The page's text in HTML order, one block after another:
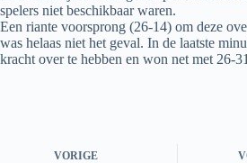
spelers niet beschikbaar waren.
Een riante voorsprong (26-14) om deze
was helaas niet het geval. In de laatste
kracht over te hebben en won net met 26-
VORIGE